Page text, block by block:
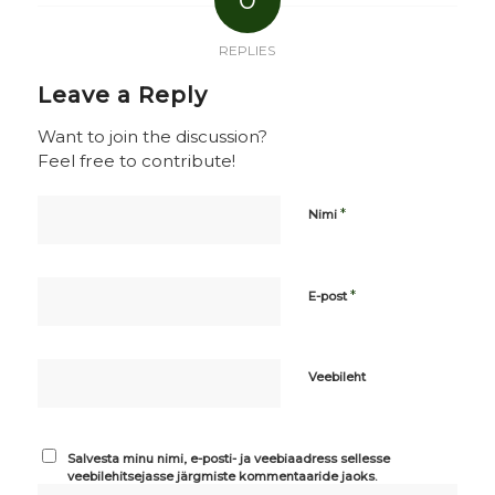
REPLIES
Leave a Reply
Want to join the discussion?
Feel free to contribute!
Nimi *
E-post*
Veebileht
Salvesta minu nimi, e-posti- ja veebiaadress sellesse
veebilehitsejasse järgmiste kommentaaride jaoks.